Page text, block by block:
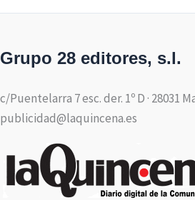
Grupo 28 editores, s.l.
c/Puentelarra 7 esc. der. 1º D · 28031
publicidad@laquincena.es